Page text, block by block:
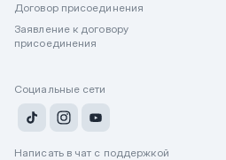
Договор присоединения
Заявление к договору
присоединения
Социальные сети
Написать в чат с поддержкой